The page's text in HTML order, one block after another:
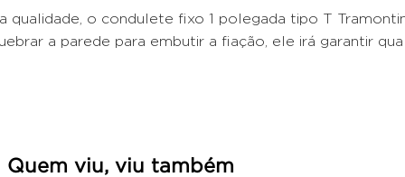
qualidade, o condulete fixo 1 polegada tipo T
a parede para embutir a fiação, ele irá garantir
Quem viu, viu também